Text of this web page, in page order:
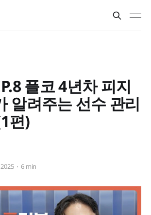
플코 4년차 피지
알려주는 선수 관리
편)
6 min